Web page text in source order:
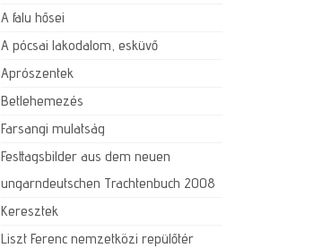
A falu hősei
A pócsai lakodalom, esküvő
Aprószentek
Betlehemezés
Farsangi mulatság
Festtagsbilder aus dem neuen
ungarndeutschen Trachtenbuch 2008
Keresztek
Liszt Ferenc nemzetközi repülőtér